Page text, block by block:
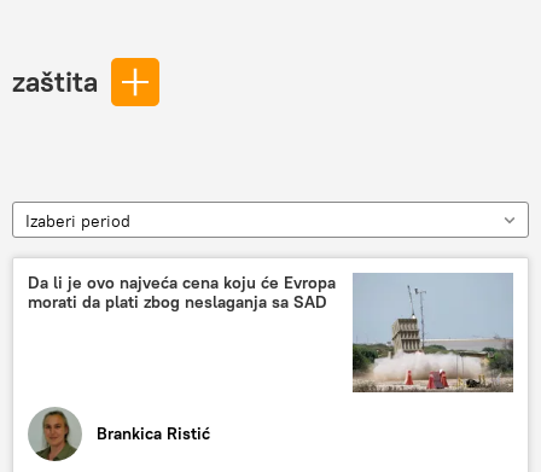
zaštita
Izaberi period
Da li je ovo najveća cena koju će Evropa
morati da plati zbog neslaganja sa SAD
Brankica Ristić